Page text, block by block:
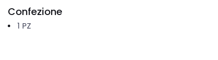
Confezione
1 PZ